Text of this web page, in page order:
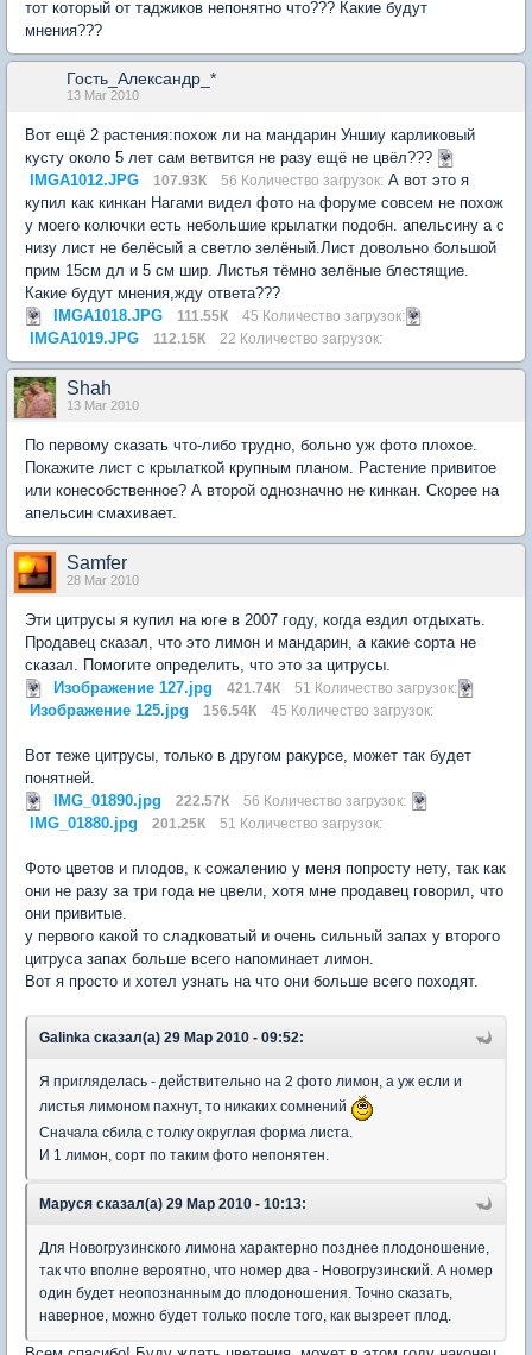
тот который от таджиков непонятно что??? Какие будут
мнения???
Гость_Александр_*
13 Mar 2010
Вот ещё 2 растения:похож ли на мандарин Уншиу карликовый
кусту около 5 лет сам ветвится не разу ещё не цвёл???
IMGA1012.JPG
107.93К 56 Количество загрузок: А вот это я
купил как кинкан Нагами видел фото на форуме совсем не похож
у моего колючки есть небольшие крылатки подобн. апельсину а с
низу лист не белёсый а светло зелёный.Лист довольно большой
прим 15см дл и 5 см шир. Листья тёмно зелёные блестящие.
Какие будут мнения,жду ответа???
IMGA1018.JPG
111.55К 45 Количество загрузок:
IMGA1019.JPG 112.15К 22 Количество загрузок:
Shah
13 Mar 2010
По первому сказать что-либо трудно, больно уж фото плохое.
Покажите лист с крылаткой крупным планом. Растение привитое
или конесобственное? А второй однозначно не кинкан. Скорее на
апельсин смахивает.
Samfer
28 Mar 2010
Эти цитрусы я купил на юге в 2007 году, когда ездил отдыхать.
Продавец сказал, что это лимон и мандарин, а какие сорта не
сказал. Помогите определить, что это за цитрусы.
Изображение 127.jpg
421.74К 51 Количество загрузок:
Изображение 125.jpg 156.54К 45 Количество загрузок:
Вот теже цитрусы, только в другом ракурсе, может так будет
понятней.
IMG_01890.jpg
222.57К 56 Количество загрузок:
IMG_01880.jpg 201.25К 51 Количество загрузок:
Фото цветов и плодов, к сожалению у меня попросту нету, так как
они не разу за три года не цвели, хотя мне продавец говорил, что
они привитые.
у первого какой то сладковатый и очень сильный запах у второго
цитруса запах больше всего напоминает лимон.
Вот я просто и хотел узнать на что они больше всего походят.
Galinka сказал(а) 29 Мар 2010 - 09:52:
Я пригляделась - действительно на 2 фото лимон, а уж если и
листья лимоном пахнут, то никаких сомнений
Сначала сбила с толку округлая форма листа.
И 1 лимон, сорт по таким фото непонятен.
Маруся сказал(а) 29 Мар 2010 - 10:13:
Для Новогрузинского лимона характерно позднее плодоношение,
так что вполне вероятно, что номер два - Новогрузинский. А номер
один будет неопознанным до плодоношения. Точно сказать,
наверное, можно будет только после того, как вызреет плод.